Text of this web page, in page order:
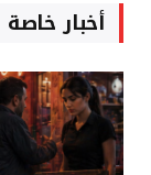
أخبار خاصة